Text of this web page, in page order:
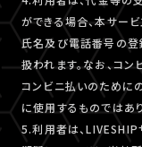
ができる場合、本サー
氏名及び電話番号の登
扱われます。なお、コ
コンビニ払いのために
に使用するものではあ
5.利用者は、LIVESHIP